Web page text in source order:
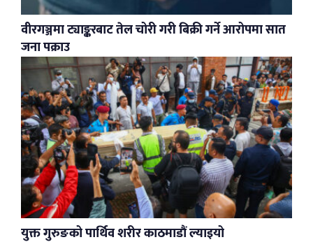
वीरगञ्जमा ट्याङ्करबाट तेल चोरी गरी बिक्री गर्ने आरोपमा सात
जना पक्राउ
युक्त गुरुङको पार्थिव शरीर काठमाडौं ल्याइयो